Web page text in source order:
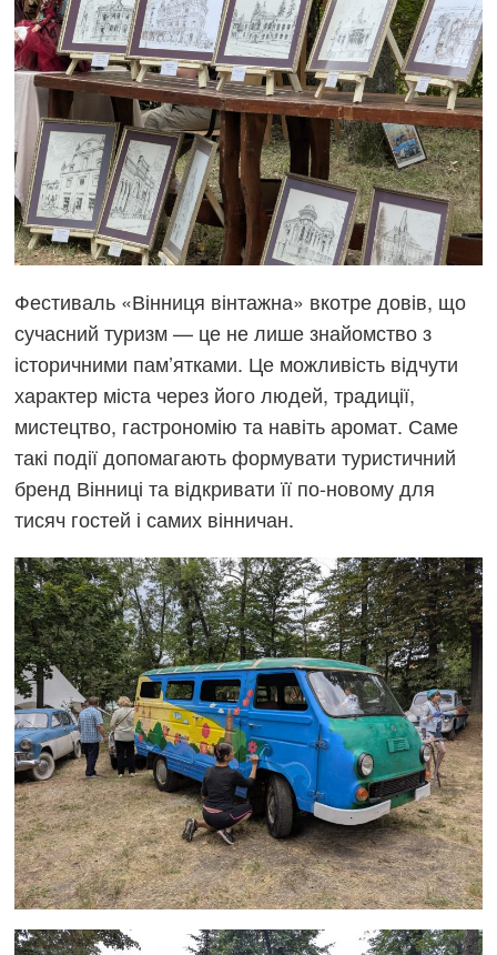
Фестиваль «Вінниця вінтажна» вкотре довів, що
сучасний туризм — це не лише знайомство з
історичними пам’ятками. Це можливість відчути
характер міста через його людей, традиції,
мистецтво, гастрономію та навіть аромат. Саме
такі події допомагають формувати туристичний
бренд Вінниці та відкривати її по-новому для
тисяч гостей і самих вінничан.